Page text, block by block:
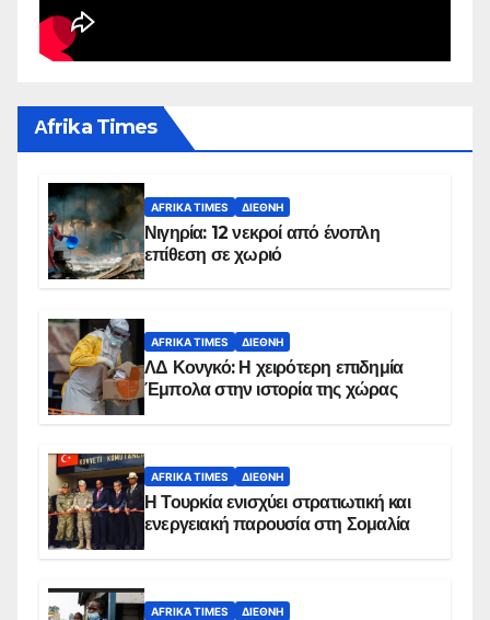
Αfrika Times
AFRIKA TIMES ΔΙΕΘΝΉ
Νιγηρία: 12 νεκροί από ένοπλη
επίθεση σε χωριό
AFRIKA TIMES ΔΙΕΘΝΉ
ΛΔ Κονγκό: Η χειρότερη επιδημία
Έμπολα στην ιστορία της χώρας
AFRIKA TIMES ΔΙΕΘΝΉ
Η Τουρκία ενισχύει στρατιωτική και
ενεργειακή παρουσία στη Σομαλία
AFRIKA TIMES ΔΙΕΘΝΉ